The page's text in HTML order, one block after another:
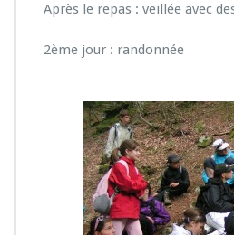
Après le repas : veillée avec
2ème jour : randonnée